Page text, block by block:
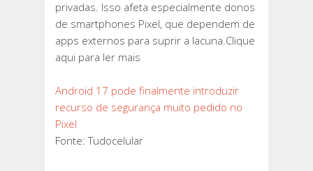
privadas. Isso afeta especialmente donos
de smartphones Pixel, que dependem de
apps externos para suprir a lacuna.Clique
aqui para ler mais
Android 17 pode finalmente introduzir
recurso de segurança muito pedido no
Pixel
Fonte: Tudocelular